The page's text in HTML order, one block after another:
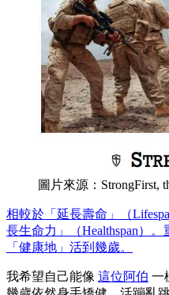
圖片來源：StrongFirst,
相較於「延長壽命」（
長生命力」（Healthspan）
「健康地」活到幾歲。
我希望自己能像 這位阿伯 一